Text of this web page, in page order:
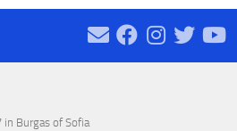
Burgas of Sofia